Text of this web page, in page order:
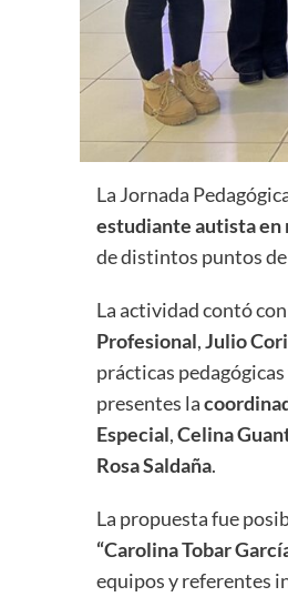
La Jornada
estudiante autista en
de distintos puntos
La actividad contó
Profesional,Julio
prácticas
presentes la
Especial,Celina
Rosa Saldaña.
La propuesta fue
“Carolina Tobar
equipos y referentes